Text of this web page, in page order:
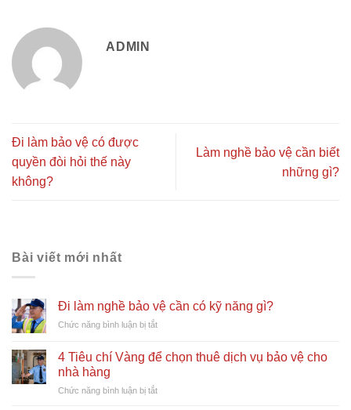
ADMIN
Đi làm bảo vệ có được
quyền đòi hỏi thế này
không?
Làm nghề bảo vệ cần biết
những gì?
Bài viết mới nhất
Đi làm nghề bảo vệ cần có kỹ năng gì?
Chức năng bình luận bị tắtở
làm
nghề
vệ
4 Tiêu chí Vàng để chọn thuê dịch vụ bảo vệ cho
nhà hàng
Chức năng bình luận bị tắtở